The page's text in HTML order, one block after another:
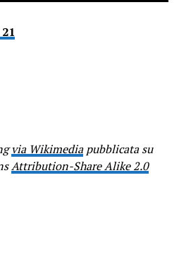
via Wikimediapubblicata su
Attribution-Share Alike 2.0